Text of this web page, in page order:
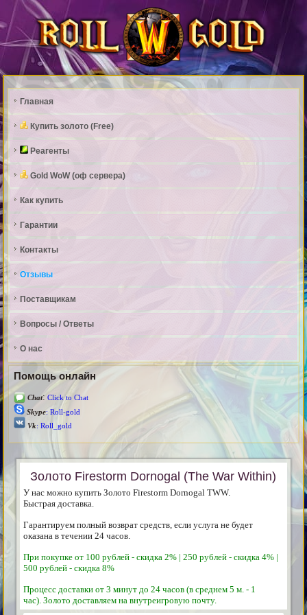
Главная
Купить золото (Free)
Реагенты
Gold WoW (оф сервера)
Как купить
Гарантии
Контакты
Отзывы
Поставщикам
Вопросы / Ответы
О нас
Помощь онлайн
Chat: Click to Chat
Skype: Roll-gold
Vk: Roll_gold
Золото Firestorm Dornogal (The War Within)
У нас можно купить Золото FirestormDornogal TWW.
Быстрая доставка.
Гарантируем полный возврат средств, если услуга не будет
оказана в течении 24 часов.
При покупке от 100 рублей - скидка 2% | 250 рублей - скидка 4% |
500 рублей - скидка 8%
Процесс доставки от 3 минут до 24 часов (в среднем 5 м. - 1
час). Золото доставляем на внутреигровую почту.